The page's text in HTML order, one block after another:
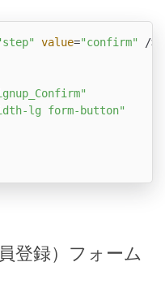
value="confirm"
/>
lg form-button"
登録）フォーム